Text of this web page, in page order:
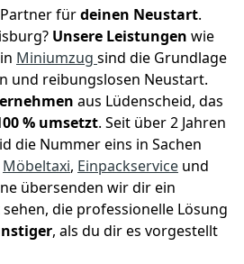
fürdeinen Neustart.
Unsere Leistungen wie
Miniumzug sind die Grundlage
und reibungslosen Neustart.
aus Lüdenscheid, das
% umsetzt. Seit über 2 Jahren
die Nummer eins in Sachen
Möbeltaxi, Einpackservice und
übersenden wir dir ein
die professionelle Lösung
, als du dir es vorgestellt